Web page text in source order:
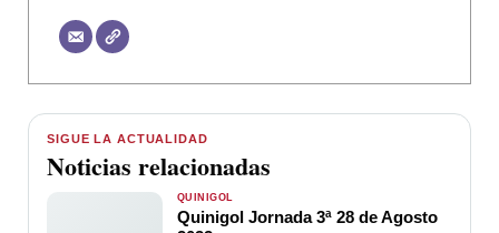
SIGUE LA ACTUALIDAD
Noticias relacionadas
QUINIGOL
Quinigol Jornada 3ª 28 de Agosto